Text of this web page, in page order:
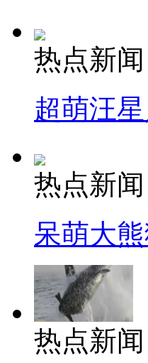
热点新闻
超萌汪
热点新闻
呆萌大
热点新闻